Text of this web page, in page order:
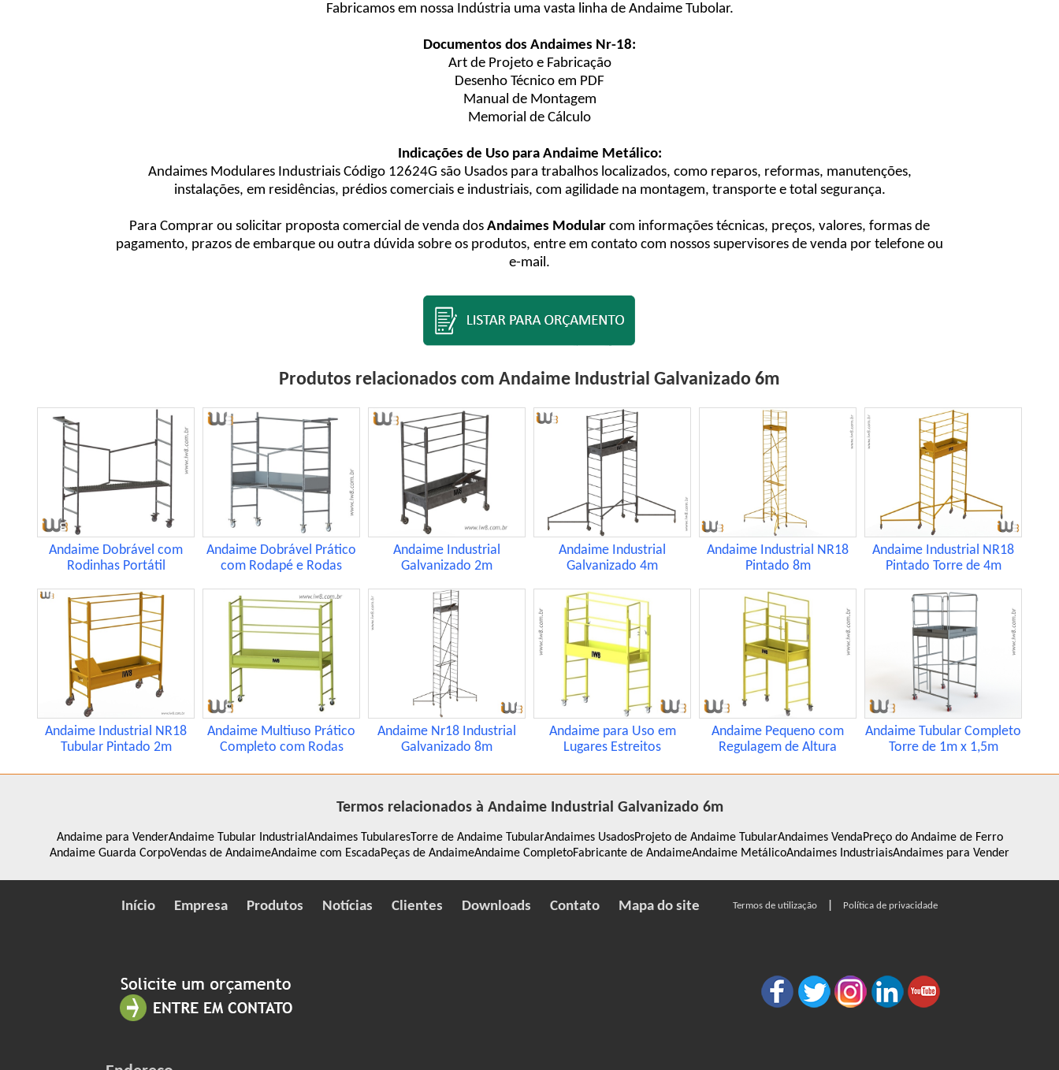
Fabricamos em nossa Indústria uma vasta linha de Andaime Tubolar.
Documentos dos Andaimes Nr-18:
Art de Projeto e Fabricação
Desenho Técnico em PDF
Manual de Montagem
Memorial de Cálculo
Indicações de Uso para Andaime Metálico:
Andaimes Modulares Industriais Código 12624G são Usados para trabalhos localizados, como reparos, reformas, manutenções,
instalações, em residências, prédios comerciais e industriais, com agilidade na montagem, transporte e total segurança.
Para Comprar ou solicitar proposta comercial de venda dos Andaimes Modular com informações técnicas, preços, valores, formas de
pagamento, prazos de embarque ou outra dúvida sobre os produtos, entre em contato com nossos supervisores de venda por telefone ou
e-mail.
Produtos relacionados com Andaime Industrial Galvanizado 6m
Andaime Dobrável com
Rodinhas Portátil
Andaime Dobrável Prático
com Rodapé e Rodas
Andaime Industrial
Galvanizado 2m
Andaime Industrial
Galvanizado 4m
Andaime Industrial NR18
Pintado 8m
Andaime Industrial NR18
Pintado Torre de 4m
Andaime Industrial NR18
Tubular Pintado 2m
Andaime Multiuso Prático
Completo com Rodas
Andaime Nr18 Industrial
Galvanizado 8m
Andaime para Uso em
Lugares Estreitos
Andaime Pequeno com
Regulagem de Altura
Andaime Tubular Completo
Torre de 1m x 1,5m
Termos relacionados à Andaime Industrial Galvanizado 6m
Andaime para VenderAndaime Tubular Industrial Andaimes TubularesTorre de Andaime TubularAndaimes UsadosProjeto de Andaime TubularAndaimes VendaPreço do Andaime de Ferro
Andaime Guarda CorpoVendas de AndaimeAndaime com EscadaPeças de AndaimeAndaime CompletoFabricante de AndaimeAndaime MetálicoAndaimes IndustriaisAndaimes para Vender
Início Empresa Produtos Notícias Clientes Downloads Contato Mapa do site Termos de utilização Política de privacidade